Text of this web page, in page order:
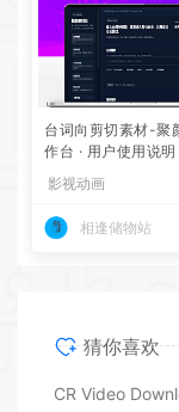
台词向剪切素材-聚
作台 · 用户使用说明
影视动画
相逢储物站
猜你喜欢
CR Video